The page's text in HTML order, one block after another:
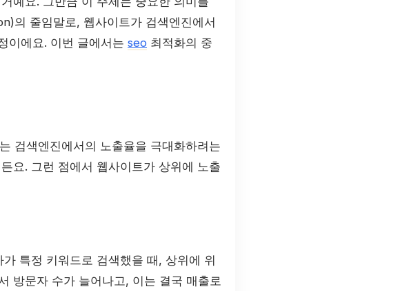
의 줄임말로, 웹사이트가 검색엔진에서
이에요. 이번 글에서는 seo 최적화의 중
검색엔진에서의 노출율을 극대화하려는
요. 그런 점에서 웹사이트가 상위에 노출
특정 키워드로 검색했을 때, 상위에 위
방문자 수가 늘어나고, 이는 결국 매출로